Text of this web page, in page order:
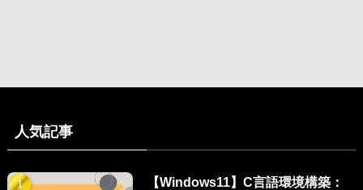
人気記事
【Windows11】C言語環境構築：